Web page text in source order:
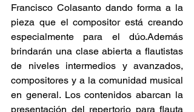
Francisco Colasanto dando forma a la
pieza que el compositor está creando
especialmente para el dúo.Además
brindarán una clase abierta a flautistas
de niveles intermedios y avanzados,
compositores y a la comunidad musical
en general. Los contenidos abarcan la
presentación del repertorio para flauta